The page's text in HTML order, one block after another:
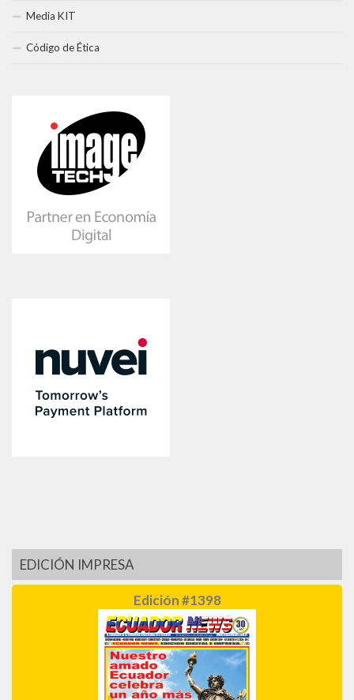
Media KIT
Código de Ética
EDICIÓN IMPRESA
Edición #1398